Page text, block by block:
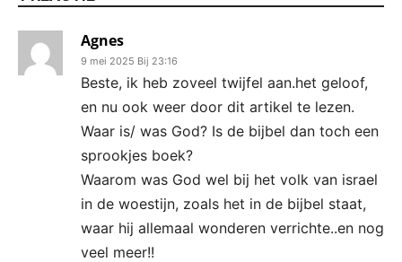
Agnes
9 mei 2025 Bij 23:16
Beste, ik heb zoveel twijfel aan.het geloof,
en nu ook weer door dit artikel te lezen.
Waar is/ was God? Is de bijbel dan toch een
sprookjes boek?
Waarom was God wel bij het volk van israel
in de woestijn, zoals het in de bijbel staat,
waar hij allemaal wonderen verrichte..en nog
veel meer!!